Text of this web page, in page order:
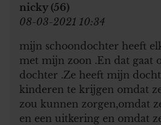
nicky (56)
08-03-2021 10:34
mijn schoondochter heeft
met mijn zoon .En dat gaat
dochter .Ze heeft mijn
kinderen te krijgen omdat
zou kunnen zorgen,omdat
en een uitkering en omdat